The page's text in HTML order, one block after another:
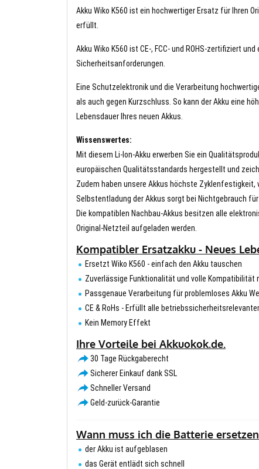
Akku Wiko K560 ist ein hochwertiger Ersatz für Ihren
erfüllt.
Akku Wiko K560 ist CE-, FCC- und ROHS-zertifiziert
Sicherheitsanforderungen.
Eine Schutzelektronik und die Verarbeitung
als auch gegen Kurzschluss. So kann der Akku eine
Lebensdauer Ihres neuen Akkus.
Wissenswertes:
Mit diesem Li-Ion-Akku erwerben Sie ein
europäischen Qualitätsstandards hergestellt und
Zudem haben unsere Akkus höchste Zyklenfestigkeit,
Selbstentladung der Akkus sorgt bei Nichtgebrauch für
Die kompatiblen Nachbau-Akkus besitzen alle
Original-Netzteil aufgeladen werden.
Kompatibler Ersatzakku - Neues
Ersetzt Wiko K560 - einfach den Akku tauschen
Zuverlässige Funktionalität und volle Kompatibilität
Passgenaue Verarbeitung für problemloses Akku
CE & RoHs - Erfüllt alle
Kein Memory Effekt
Ihre Vorteile bei Akkuokok.de.
30 Tage Rückgaberecht
Sicherer Einkauf dank SSL
Schneller Versand
Geld-zurück-Garantie
Wann muss ich die Batterie
der Akku ist aufgeblasen
das Gerät entlädt sich schnell